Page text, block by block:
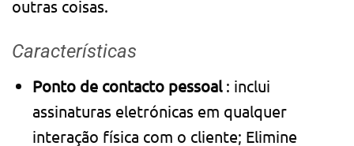
outras coisas.
Características
Ponto de contacto pessoal: inclui
assinaturas eletrónicas em qualquer
interação física com o cliente; Elimine